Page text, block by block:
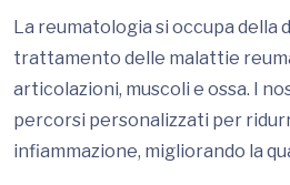
La reumatologia si occupa della
trattamento delle malattie
articolazioni, muscoli e ossa. I
percorsi personalizzati per
infiammazione, migliorando la